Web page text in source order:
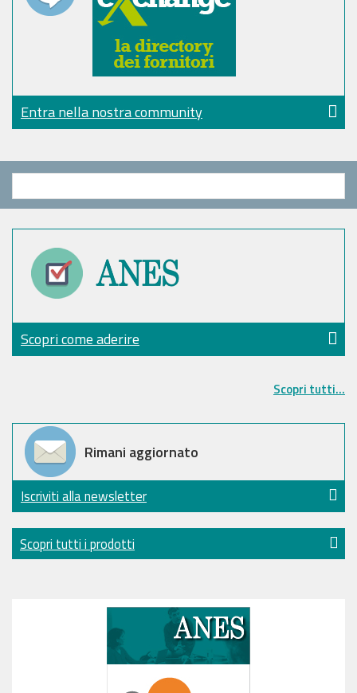
Entra nella nostra community
Scopri come aderire
Scopri tutti...
Rimani aggiornato
Iscriviti alla newsletter
Scopri tutti i prodotti